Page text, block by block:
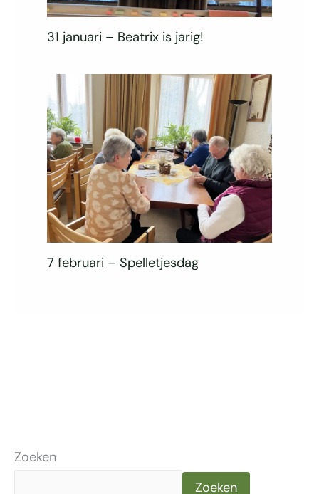
Zoeken
Zoeken
31 januari – Beatrix is jarig!
7 februari – Spelletjesdag